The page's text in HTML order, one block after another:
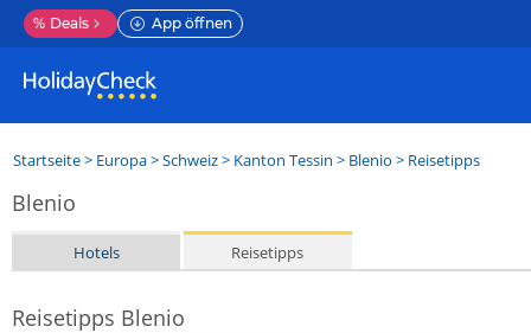
% Deals App öffnen
Startseite> Europa>Schweiz> Kanton Tessin > Blenio > Reisetipps
Blenio
Hotels Reisetipps
Reisetipps Blenio